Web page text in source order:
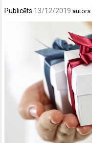
Publicēts 13/12/2019 autors